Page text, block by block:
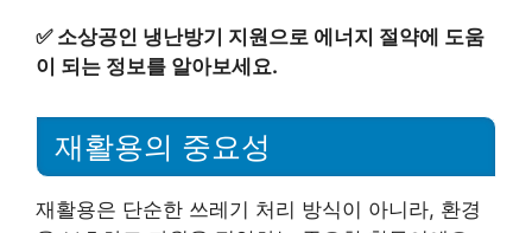
✅ 소상공인 냉난방기 지원으로 에너지 절약에 도움
이 되는 정보를 알아보세요.
재활용의 중요성
재활용은 단순한 쓰레기 처리 방식이 아니라, 환경